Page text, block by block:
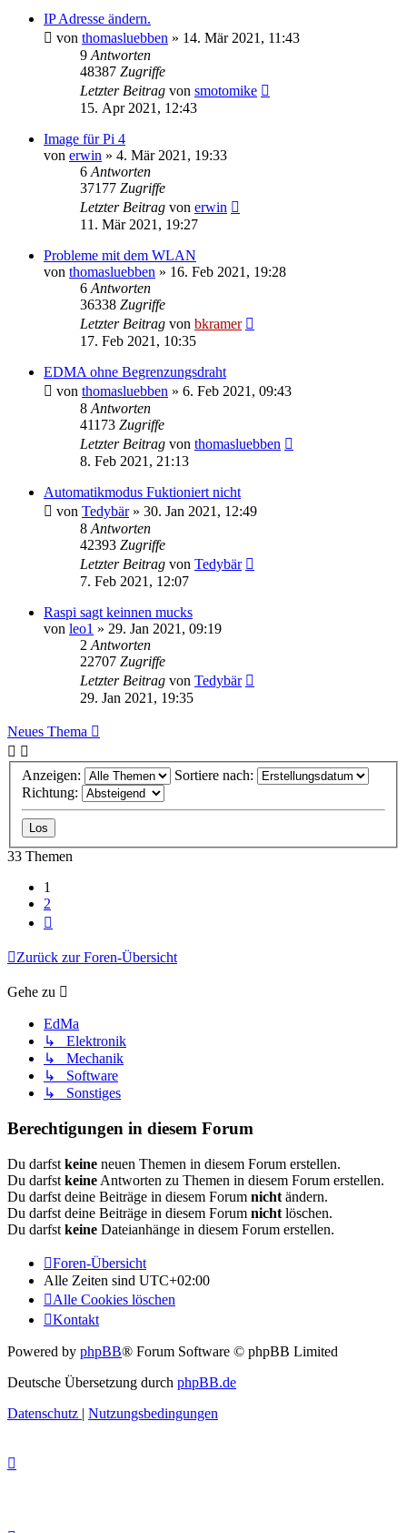
IP Adresse ändern.
von thomasluebben » 14. Mär 2021, 11:43
9 Antworten
48387 Zugriffe
Letzter Beitrag von smotomike
15. Apr 2021, 12:43
Image für Pi 4
von erwin » 4. Mär 2021, 19:33
6 Antworten
37177 Zugriffe
Letzter Beitrag von erwin
11. Mär 2021, 19:27
Probleme mit dem WLAN
von thomasluebben » 16. Feb 2021, 19:28
6 Antworten
36338 Zugriffe
Letzter Beitrag von bkramer
17. Feb 2021, 10:35
EDMA ohne Begrenzungsdraht
von thomasluebben » 6. Feb 2021, 09:43
8 Antworten
41173 Zugriffe
Letzter Beitrag von thomasluebben
8. Feb 2021, 21:13
Automatikmodus Fuktioniert nicht
von Tedybär» 30. Jan 2021, 12:49
8 Antworten
42393 Zugriffe
Letzter Beitrag von Tedybär
7. Feb 2021, 12:07
Raspi sagt keinnen mucks
von leo1 » 29. Jan 2021, 09:19
2 Antworten
22707 Zugriffe
Letzter Beitrag von Tedybär
29. Jan 2021, 19:35
Neues Thema
Anzeigen:
Sortiere nach:
Richtung:
33 Themen
1
2
Zurück zur Foren-Übersicht
Gehe zu
EdMa
↳ Elektronik
↳ Mechanik
↳ Software
↳ Sonstiges
Berechtigungen in diesem Forum
Du darfst keine neuen Themen in diesem Forum erstellen.
Du darfst keine Antworten zu Themen in diesem Forum erstellen.
Du darfst deine Beiträge in diesem Forum nicht ändern.
Du darfst deine Beiträge in diesem Forum nicht löschen.
Du darfst keine Dateianhänge in diesem Forum erstellen.
Foren-Übersicht
Alle Zeiten sind UTC+02:00
Alle Cookies löschen
Kontakt
Powered by phpBB® Forum Software © phpBB Limited
Deutsche Übersetzung durch phpBB.de
Datenschutz | Nutzungsbedingungen